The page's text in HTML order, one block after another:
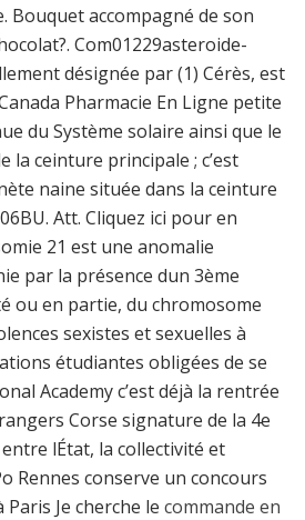
Bouquet accompagné de son
Com01229asteroide-
désignée par (1) Cérès, est
Pharmacie En Ligne petite
du Système solaire ainsi que le
la ceinture principale ; c’est
naine située dans la ceinture
Att. Cliquez ici pour en
21 est une anomalie
par la présence dun 3ème
ou en partie, du chromosome
sexistes et sexuelles à
étudiantes obligées de se
Academy c’est déjà la rentrée
Corse signature de la 4e
lÉtat, la collectivité et
Rennes conserve un concours
Je cherche le commande en